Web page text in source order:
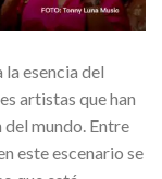
esencia del
artistas que han
mundo. Entre
este escenario se